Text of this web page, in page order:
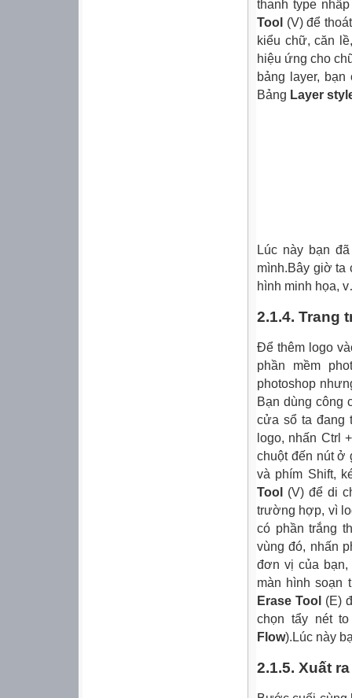
thanh type
Tool (V) để
kiểu chữ, căn
hiệu ứng cho
bảng layer,
Bảng Layer
Lúc này bạn
mình.Bây giờ ta
hình minh họa,
2.1.4. Trang
Để thêm logo
phần mềm
photoshop
Bạn dùng công
cửa sổ ta đang
logo, nhấn Ctrl
chuột đến nút ở
và phím Shift,
Tool
(V) để di
trường hợp, vì
có phần trắng
vùng đó, nhấn
đơn vị của
màn hình soạn
Erase Tool (E)
chọn tẩy nét
Flow).Lúc này
2.1.5. Xuất